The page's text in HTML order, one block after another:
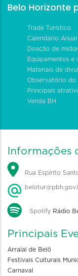
Belo Horizonte
Trade Turístico
Calendário
Doação de
Equipamentos e
Materiais de
Observatório do
Principais
Venda BH
Informações
Rua Espírito
Spotify Rádio
Principais
Arraial de Belô
Festivais Culturais
Carnaval